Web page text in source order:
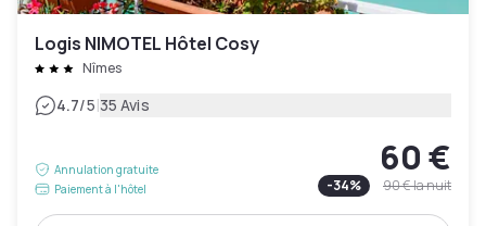
Logis NIMOTEL Hôtel Cosy
Nîmes
4.7/5|35 Avis
Annulation gratuite
Paiement à l'hôtel
60 €
-34% 90 €la nuit